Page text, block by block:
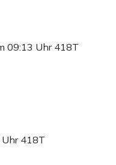
09:13 Uhr 418T
Uhr 418T